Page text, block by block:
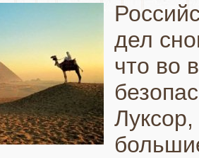
дел
что во